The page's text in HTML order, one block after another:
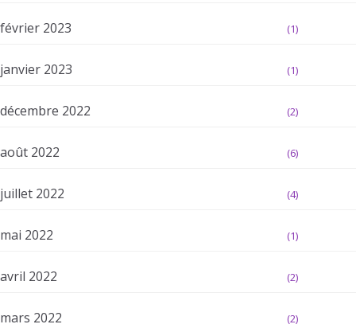
février 2023 (1)
janvier 2023 (1)
décembre 2022 (2)
août 2022 (6)
juillet 2022 (4)
mai 2022 (1)
avril 2022 (2)
mars 2022 (2)